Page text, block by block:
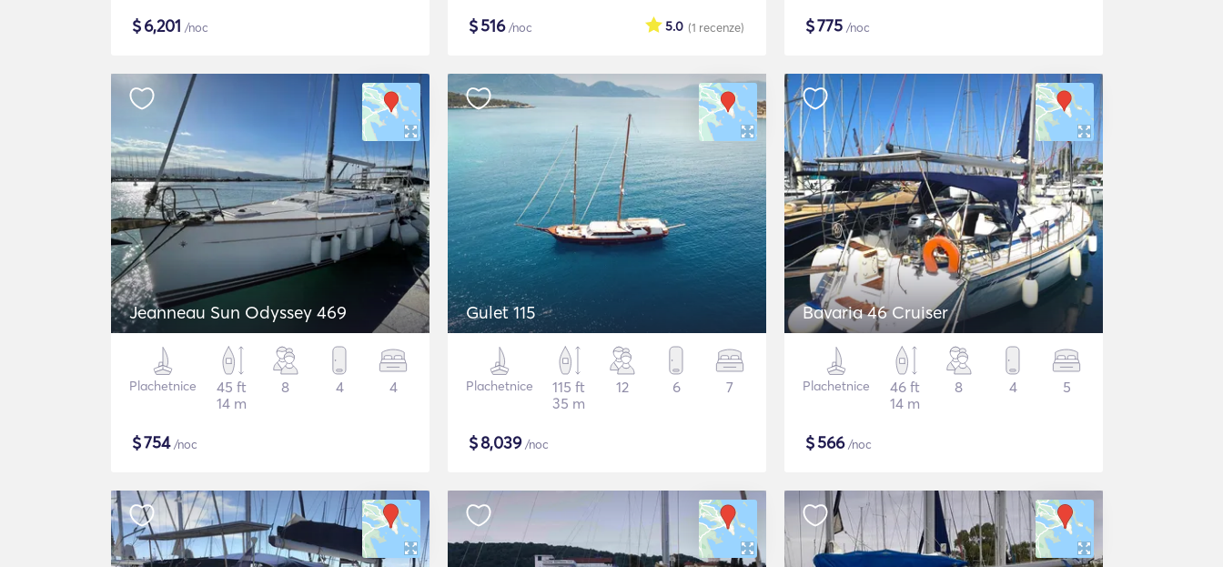
$6,201 /noc $516/noc (1 recenze)
5.0 $775 /noc
Jeanneau Sun Odyssey 469
Plachetnice
45 ft
14 m
8 4 4
$754/noc
Gulet 115
Plachetnice
115 ft
35 m
12 6 7
$8,039/noc
Bavaria 46 Cruiser
Plachetnice
46 ft
14 m
8 4 5
$566/noc